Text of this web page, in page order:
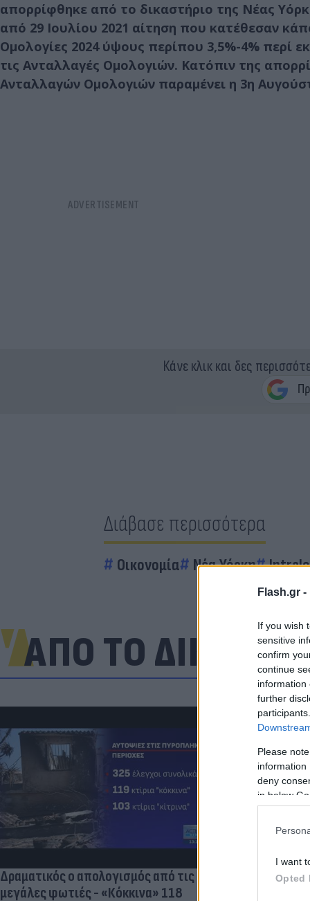
Flash.gr -
If you wish
sensitive
confirm
continue
information
further
Please
information
deny
in below
I want
Opted
απορρίφθηκε από το δικαστήριο της Νέας
από 29 Ιουλίου 2021 αίτηση που κατέθεσαν
Ομολογίες 2024 ύψους περίπου 3,5%-4% περί
τις Ανταλλαγές Ομολογιών. Κατόπιν της
Ανταλλαγών Ομολογιών παραμένει η 3η
Κάνε κλικ και δες
Διάβασε περισσότερα
Οικονομία Νέα Υόρκη
ΑΠΟ ΤΟ ΔΙΚΤΥΟ
Δραματικός ο απολογισμός από τις
μεγάλες φωτιές - «Κόκκινα» 118
Σαλάχ -
της